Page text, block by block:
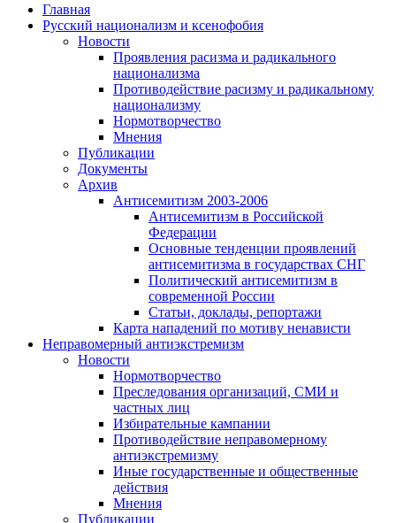
Главная
Русский национализм и ксенофобия
Новости
Проявления расизма и радикального
национализма
Противодействие расизму и радикальному
национализму
Нормотворчество
Мнения
Публикации
Документы
Архив
Антисемитизм 2003-2006
Антисемитизм в Российской
Федерации
Основные тенденции проявлений
антисемитизма в государствах СНГ
Политический антисемитизм в
современной России
Статьи, доклады, репортажи
Карта нападений по мотиву ненависти
Неправомерный антиэкстремизм
Новости
Нормотворчество
Преследования организаций, СМИ и
частных лиц
Избирательные кампании
Противодействие неправомерному
антиэкстремизму
Иные государственные и общественные
действия
Мнения
Публикации